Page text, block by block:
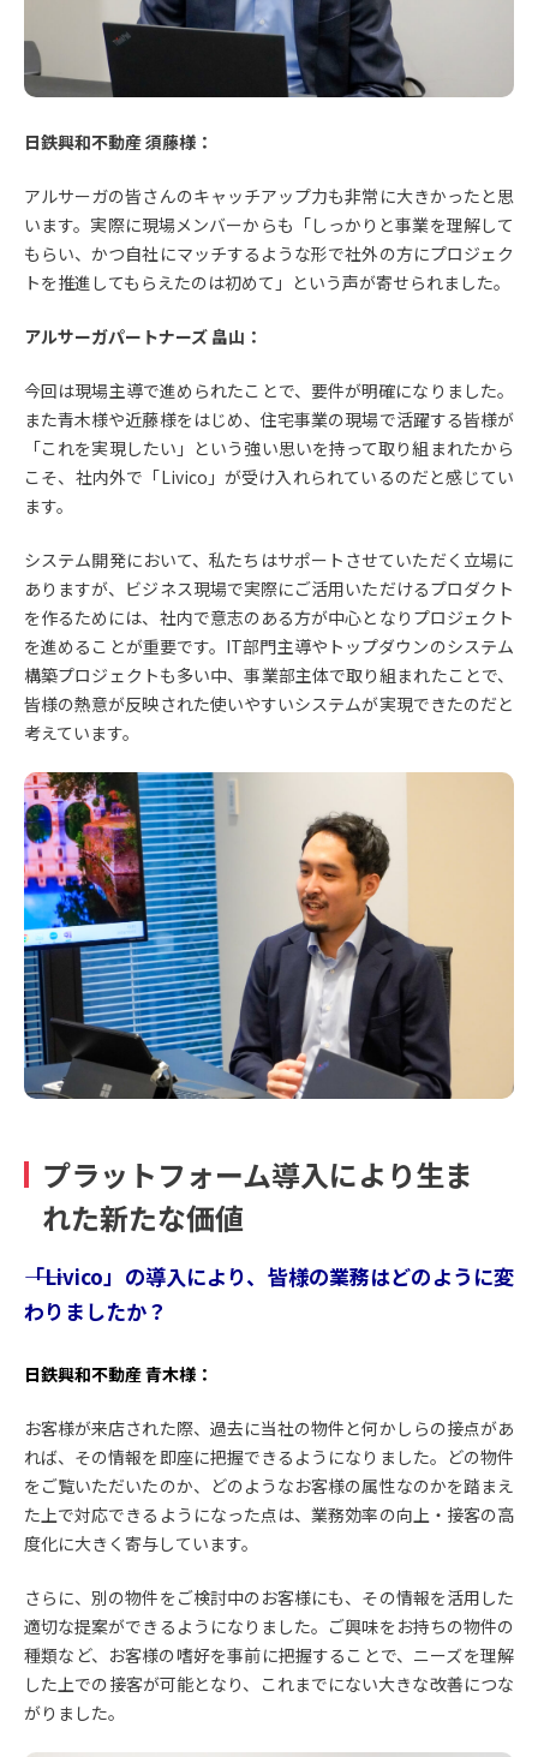
日鉄興和不動産 須藤様：
アルサーガの皆さんのキャッチアップ力も非常に大きかったと思
います。実際に現場メンバーからも「しっかりと事業を理解して
もらい、かつ自社にマッチするような形で社外の方にプロジェク
トを推進してもらえたのは初めて」という声が寄せられました。
アルサーガパートナーズ 畠山：
今回は現場主導で進められたことで、要件が明確になりました。
また青木様や近藤様をはじめ、住宅事業の現場で活躍する皆様が
「これを実現したい」という強い思いを持って取り組まれたから
こそ、社内外で「Livico」が受け入れられているのだと感じてい
ます。
システム開発において、私たちはサポートさせていただく立場に
ありますが、ビジネス現場で実際にご活用いただけるプロダクト
を作るためには、社内で意志のある方が中心となりプロジェクト
を進めることが重要です。IT部門主導やトップダウンのシステム
構築プロジェクトも多い中、事業部主体で取り組まれたことで、
皆様の熱意が反映された使いやすいシステムが実現できたのだと
考えています。
プラットフォーム導入により生ま
れた新たな価値
――「Livico」の導入により、皆様の業務はどのように変
わりましたか？
日鉄興和不動産 青木様：
お客様が来店された際、過去に当社の物件と何かしらの接点があ
れば、その情報を即座に把握できるようになりました。どの物件
をご覧いただいたのか、どのようなお客様の属性なのかを踏まえ
た上で対応できるようになった点は、業務効率の向上・接客の高
度化に大きく寄与しています。
さらに、別の物件をご検討中のお客様にも、その情報を活用した
適切な提案ができるようになりました。ご興味をお持ちの物件の
種類など、お客様の嗜好を事前に把握することで、ニーズを理解
した上での接客が可能となり、これまでにない大きな改善につな
がりました。